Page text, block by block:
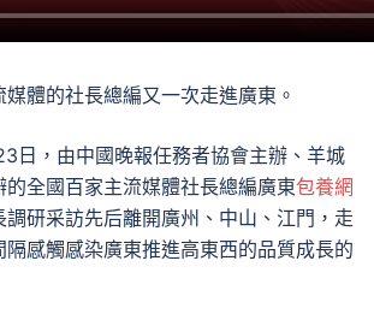
體的社長總編又一次走進廣東。
日，由中國晚報任務者協會主辦、羊城
的全國百家主流媒體社長總編廣東包養網
調研采訪先后離開廣州、中山、江門，走
感觸感染廣東推進高東西的品質成長的